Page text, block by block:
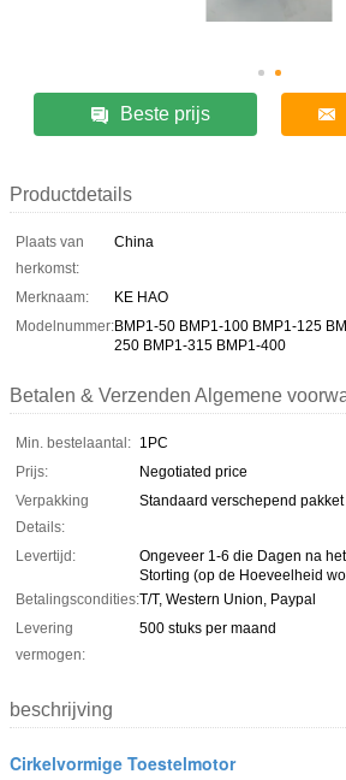
Beste prijs
Productdetails
Plaats van
herkomst:
China
Merknaam:
KE HAO
Modelnummer:BMP1-50 BMP1-100 BMP1-125
250 BMP1-315 BMP1-400
Betalen & Verzenden Algemene
Min. bestelaantal: 1PC
Prijs:
Negotiated price
Verpakking
Details:
Standaard verschepend pakket
Levertijd:
Ongeveer 1-6 die Dagen na
Storting (op de Hoeveelheid
Betalingscondities:T/T, Western Union, Paypal
Levering
vermogen:
500 stuks per maand
beschrijving
Cirkelvormige Toestelmotor